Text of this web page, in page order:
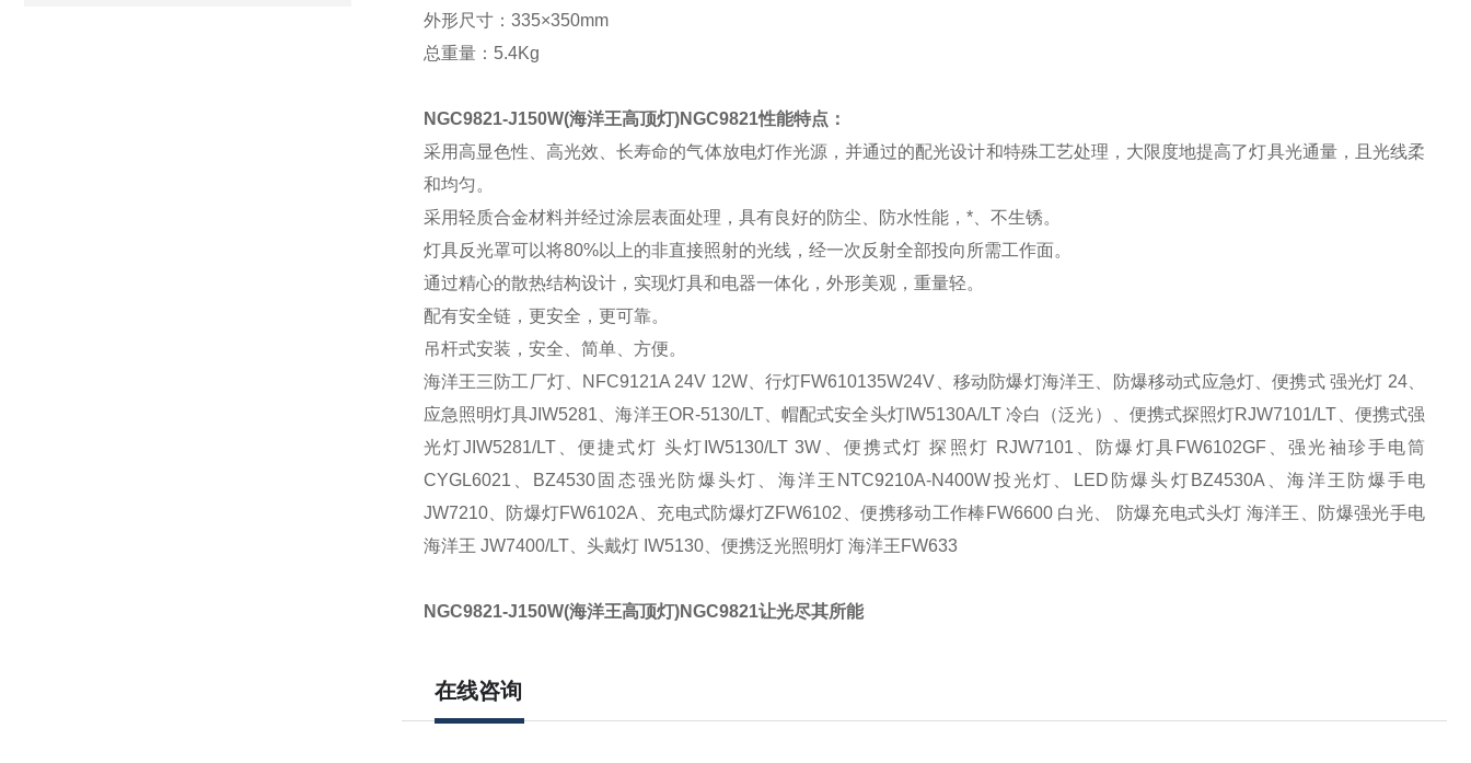
外形尺寸： 335×350mm
总重量：5.4Kg
NGC9821-J150W(海洋王高顶灯)NGC9821性能特点：
采用高显色性、高光效、长寿命的气体放电灯作光源，并通过的配光设计和特殊工艺处理，大限度地提高了灯具光通量，且光线柔
和均匀。
采用轻质合金材料并经过涂层表面处理，具有良好的防尘、防水性能，*、不生锈。
灯具反光罩可以将80%以上的非直接照射的光线，经一次反射全部投向所需工作面。
通过精心的散热结构设计，实现灯具和电器一体化，外形美观，重量轻。
配有安全链，更安全，更可靠。
吊杆式安装，安全、简单、方便。
海洋王三防工厂灯、
NFC9121A 24V 12W、行灯FW610135W24V、移动防爆灯海洋王、 防爆移动式应急灯 、便携式 强光灯 24、
应急照明灯具JIW5281 、海洋王OR-5130/LT、帽配式安全头灯IW5130A/LT 冷白（泛光） 便携式探照灯RJW7101/LT
便携式强
光灯JIW5281/LT、便捷式灯 头灯 IW5130/LT 3W、便携式灯 探照灯 RJW7101 防爆灯具 FW6102GF、强光袖珍手电筒
CYGL6021、BZ4530固态强光防爆头灯、 海洋王 NTC9210A-N400W投光灯
LED防爆头灯BZ4530A、海洋王防爆手电
JW7210、防爆灯FW6102A、充电式防爆灯ZFW6102、便携移动工作棒FW6600 白光、 防爆充电式头灯 海洋王、防爆强光手电
海洋王 JW7400/LT、头戴灯 IW5130、便携泛光照明灯 海洋王FW633
NGC9821-J150W(海洋王高顶灯)NGC9821让光尽其所能
在线咨询